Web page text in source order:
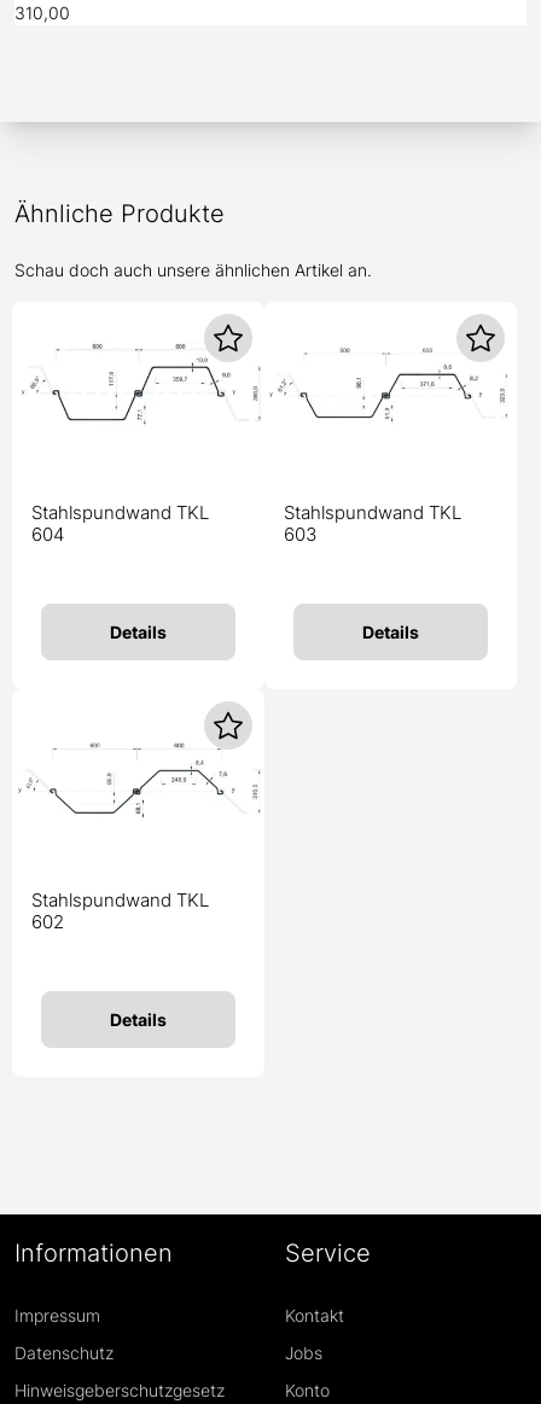
310,00
Ähnliche Produkte
Schau doch auch unsere ähnlichen Artikel an.
Stahlspundwand TKL
604
Details
Stahlspundwand TKL
603
Details
Stahlspundwand TKL
602
Details
Informationen
Impressum
Datenschutz
Hinweisgeberschutzgesetz
Service
Kontakt
Jobs
Konto